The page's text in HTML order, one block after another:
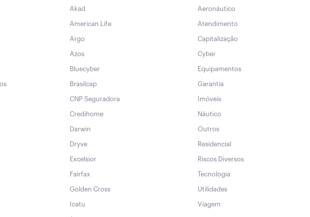
Akad
American Life
Argo
Azos
Bluecyber
Brasilcap
CNP Seguradora
Credihome
Darwin
Dryve
Excelsior
Fairfax
Golden Cross
Icatu
Aeronáutico
Atendimento
Capitalização
Cyber
Equipamentos
Garantia
Imóveis
Náutico
Outros
Residencial
Riscos Diversos
Tecnologia
Utilidades
Viagem